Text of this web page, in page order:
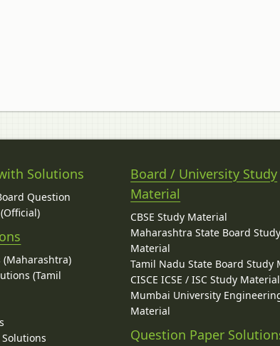
Solutions
Question
(Tamil
Solutions
Board / University Study
Material
CBSE Study Material
Maharashtra State Board Study
Material
Tamil Nadu State Board Study
CISCE ICSE / ISC Study Material
Mumbai University
Material
Question Paper